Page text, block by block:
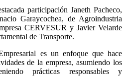
participación Janeth Pacheco,
Garaycochea, de Agroindustria
CERVESUR y Javier Velarde
de Transporte.
es un enfoque que hace
de la empresa, asumiendo los
prácticas responsables y